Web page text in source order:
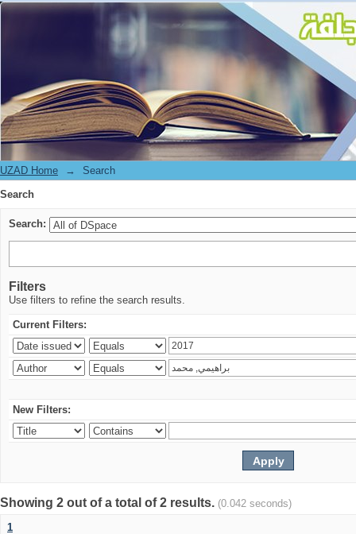
Search
UZAD Home →
Search
Search
Search:
Filters
Use filters to refine the search results.
Current Filters:
New Filters:
Showing 2 out of a total of 2 results. (0.042 seconds)
1